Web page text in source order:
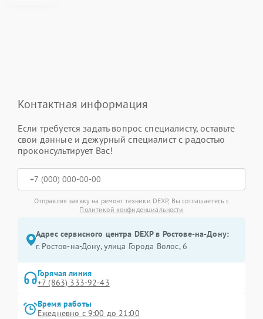
Контактная информация
Если требуется задать вопрос специалисту, оставьте
свои данные и дежурный специалист с радостью
проконсультирует Вас!
Отправляя заявку на ремонт техники DEXP, Вы соглашаетесь с
Политикой конфиденциальности
Адрес сервисного центра DEXP в Ростове-на-Дону:
г. Ростов-на-Дону, улица Города Волос, 6
Горячая линия
+7 (863) 333-92-43
Время работы
Ежедневно с 9:00 до 21:00